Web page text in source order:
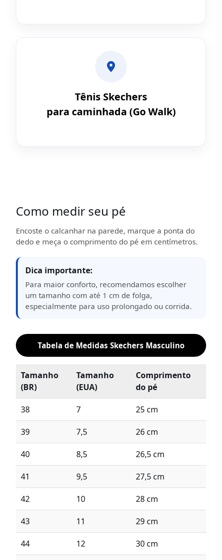
Tênis Skechers
para caminhada (Go Walk)
Como medir seu pé
Encoste o calcanhar na parede, marque a ponta do
dedo e meça o comprimento do pé em centímetros.
Dica importante:
Para maior conforto, recomendamos escolher
um tamanho com até 1 cm de folga,
especialmente para uso prolongado ou corrida.
Tabela de Medidas Skechers Masculino
Tamanho
(BR)
Tamanho
(EUA)
Comprimento
do pé
38 7 25 cm
39 7,5 26 cm
40 8,5 26,5 cm
41 9,5 27,5 cm
42 10 28 cm
43 11 29 cm
44 12 30 cm